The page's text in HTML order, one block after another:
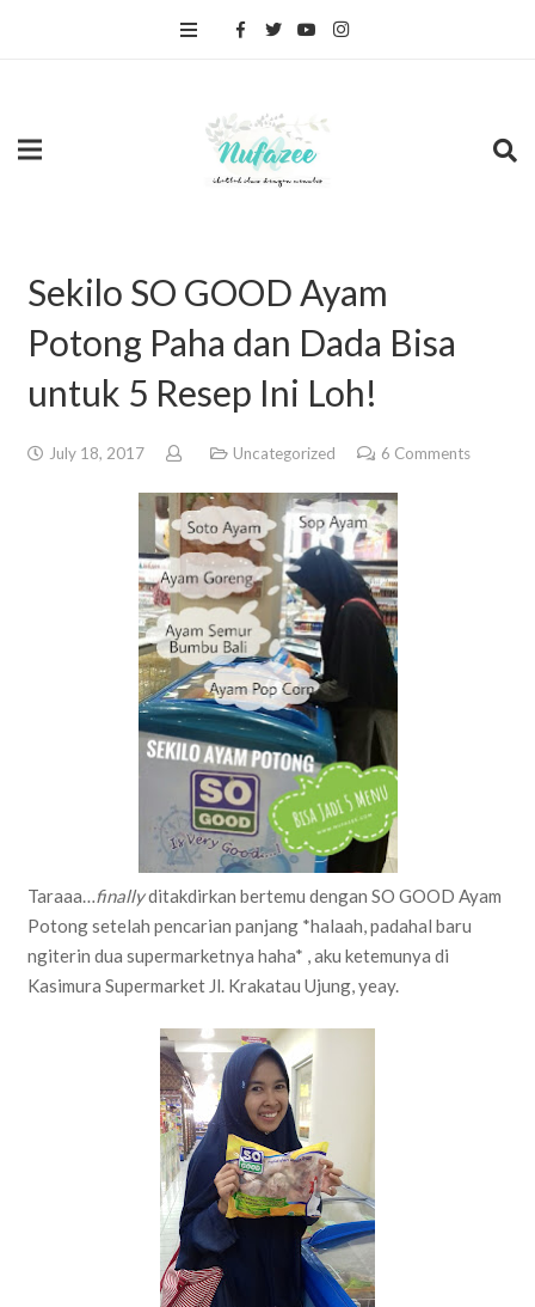
Sekilo SO GOOD Ayam
Potong Paha dan Dada Bisa
untuk 5 Resep Ini Loh!
July 18, 2017 Uncategorized 6 Comments
Taraaa…finallyditakdirkan bertemu dengan SO GOOD Ayam
Potong setelah pencarian panjang *halaah, padahal baru
ngiterin dua supermarketnya haha* , aku ketemunya di
Kasimura Supermarket Jl. Krakatau Ujung, yeay.